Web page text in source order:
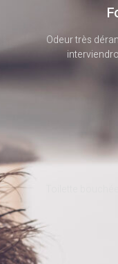
Odeur très